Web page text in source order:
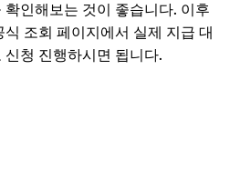
인해보는 것이 좋습니다. 이후
조회 페이지에서 실제 지급 대
청 진행하시면 됩니다.